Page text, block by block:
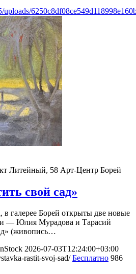
uploads/
Литейный, 58 Арт-Центр Борей
свой сад»
галерее Борей открыты две новые
— Юлия Мурадова и Тарасий
(живопись…
2026-07-03T12:24:00+03:00
rastit-svoj-sad/ Бесплатно 986